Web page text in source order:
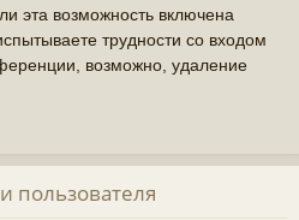
эта возможность включена
трудности со входом
возможно, удаление
пользователя